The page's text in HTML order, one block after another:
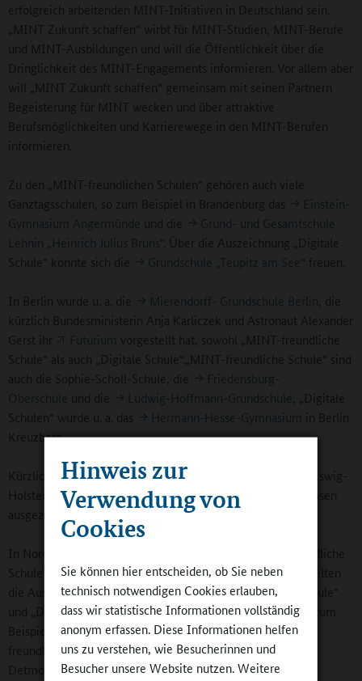
Hinweis zur
Verwendung von
Cookies
Sie können hier entscheiden, ob Sie neben
technisch notwendigen Cookies erlauben,
dass wir statistische Informationen vollständig
anonym erfassen. Diese Informationen helfen
uns zu verstehen, wie Besucherinnen und
Besucher unsere Website nutzen. Weitere
erfolgreich arbeitenden MINT-Initiativen in Deutschland sein.
„MINT Zukunft schaffen“ wirbt für MINT-Studien, MINT-Berufe
und MINT-Ausbildungen und will die Öffentlichkeit über die
Dringlichkeit des MINT-Engagements informieren. Vor allem aber
will „MINT Zukunft schaffen“ gemeinsam mit seinen Partnern
Begeisterung für MINT wecken und über attraktive
Berufsmöglichkeiten und Karrierewege in den MINT-Berufen
informieren.
Zu den „MINT-freundlichen Schulen“ gehören auch viele
Ganztagsschulen, so zum Beispiel in Brandenburg das
Einstein-
Gymnasium Angermünde und die
Grund- und Gesamtschule
Lehnin „Heinrich Julius Bruns“. Über die Auszeichnung „Digitale
Schule“ konnte sich die
Grundschule „Teupitz am See“ freuen.
In Berlin wurde u. a. die Mierendorff- Grundschule Berlin , die
kürzlich Bundesministerin Anja Karliczek und Astronaut Alexander
Gerst ihr
Futurium vorgestellt hat, sowohl „MINT-freundliche
Schule“ als auch „Digitale Schule“.„MINT-freundliche Schule“ sind
auch die Sophie-Scholl-Schule, die
Friedensburg-
Oberschule und die Ludwig-Hoffmann-Grundschule , „Digitale
Schulen“ wurde u. a. das
Hermann-Hesse-Gymnasium in Berlin
Kreuzberg.
Kürzlich waren auch Schulen in Nordrhein-Westfalen, Schleswig-
Holstein, Baden-Württemberg, Hamburg, Bremen und Sachsen
ausgezeichnet worden.
In Nordrhein-Westfalen wurden 150 Schulen „MINT-freundliche
Schule“, davon 44 Schulen zum ersten Mal. 49 Schulen erhielten
die Auszeichnung „Digitale Schule“. „MINT-freundliche Schule“
und „Digitale Schule“ wurde neben namhaften Gymnasien zum
Beispiel die
Gesamtschule Waltrop. Wiederholt „MINT-
freundliche Schule“ wurde die
Grundschule Hiddesen
Detmold.